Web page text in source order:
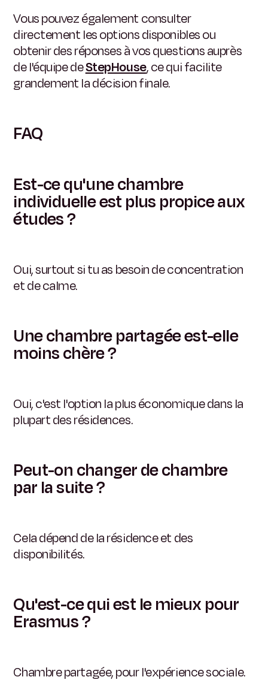
Vous pouvez également consulter
directement les options disponibles ou
obtenir des réponses à vos questions auprès
de l'équipe deStepHouse, ce qui facilite
grandement la décision finale.
FAQ
Est-ce qu'une chambre
individuelle est plus propice aux
études ?
Oui, surtout si tu as besoin de concentration
et de calme.
Une chambre partagée est-elle
moins chère ?
Oui, c'est l'option la plus économique dans la
plupart des résidences.
Peut-on changer de chambre
par la suite ?
Cela dépend de la résidence et des
disponibilités.
Qu'est-ce qui est le mieux pour
Erasmus ?
Chambre partagée, pour l'expérience sociale.